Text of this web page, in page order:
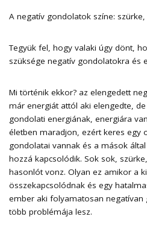
A negatív gondolatok színe: szürke,
Tegyük fel, hogy valaki úgy dönt,
szüksége negatív gondolatokra és
Mi történik ekkor? az elengedett
már energiát attól aki elengedte,
gondolati energiának, energiára
életben maradjon, ezért keres egy
gondolatai vannak és a mások
hozzá kapcsolódik. Sok sok,
hasonlót vonz. Olyan ez amikor a
összekapcsolódnak és egy
ember aki folyamatosan
több problémája lesz.